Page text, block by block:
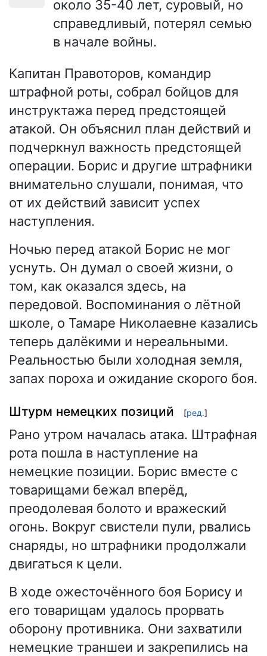
около 35-40 лет, суровый, но
справедливый, потерял семью
в начале войны.
Капитан Правоторов, командир
штрафной роты, собрал бойцов для
инструктажа перед предстоящей
атакой. Он объяснил план действий и
подчеркнул важность предстоящей
операции. Борис и другие штрафники
внимательно слушали, понимая, что
от их действий зависит успех
наступления.
Ночью перед атакой Борис не мог
уснуть. Он думал о своей жизни, о
том, как оказался здесь, на
передовой. Воспоминания о лётной
школе, о Тамаре Николаевне казались
теперь далёкими и нереальными.
Реальностью были холодная земля,
запах пороха и ожидание скорого боя.
Штурм немецких позиций [ред.]
Рано утром началась атака. Штрафная
рота пошла в наступление на
немецкие позиции. Борис вместе с
товарищами бежал вперёд,
преодолевая болото и вражеский
огонь. Вокруг свистели пули, рвались
снаряды, но штрафники продолжали
двигаться к цели.
В ходе ожесточённого боя Борису и
его товарищам удалось прорвать
оборону противника. Они захватили
немецкие траншеи и закрепились на